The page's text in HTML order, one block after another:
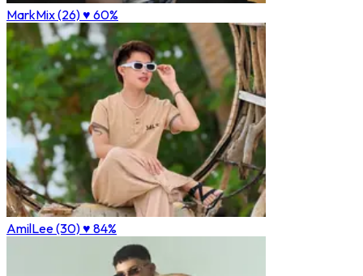
MarkMix (26)♥ 60%
AmilLee (30)♥ 84%